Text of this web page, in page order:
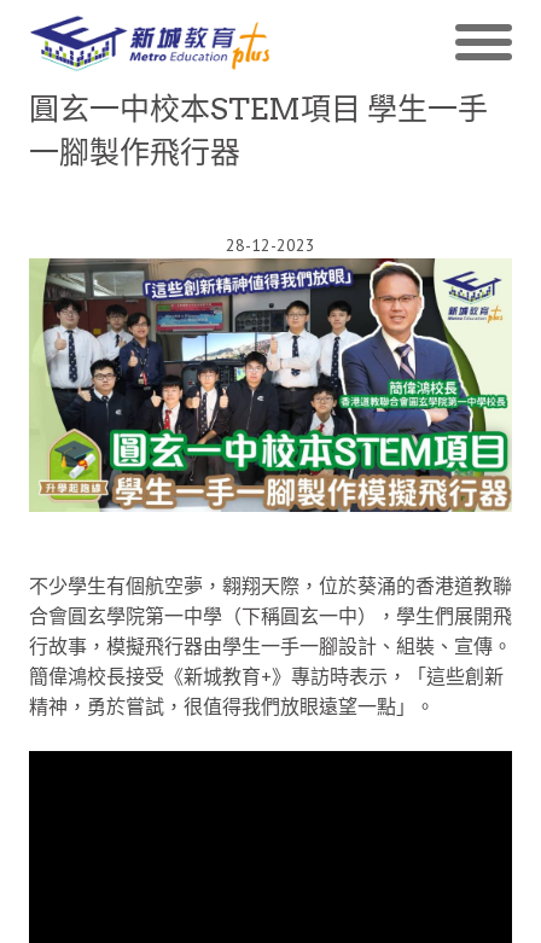
圓玄一中校本STEM項目 學生一手
一腳製作飛行器
28-12-2023
不少學生有個航空夢，翱翔天際，位於葵涌的香港道教聯
合會圓玄學院第一中學（下稱圓玄一中），學生們展開飛
行故事，模擬飛行器由學生一手一腳設計、組裝、宣傳。
簡偉鴻校長接受《新城教育+》專訪時表示，「這些創新
精神，勇於嘗試，很值得我們放眼遠望一點」。